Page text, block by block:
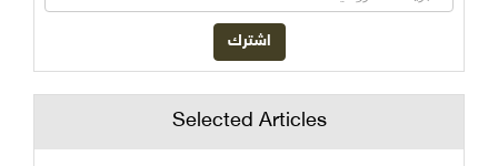
Selected Articles